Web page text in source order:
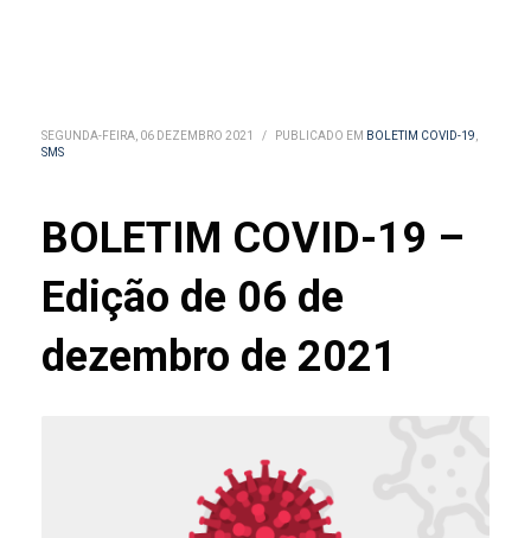
SEGUNDA-FEIRA, 06 DEZEMBRO 2021 / PUBLICADO EM BOLETIM COVID-19,
SMS
BOLETIM COVID-19 –
Edição de 06 de
dezembro de 2021